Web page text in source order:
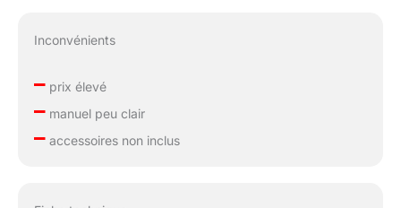
Inconvénients
–prix élevé
–manuel peu clair
–accessoires non inclus